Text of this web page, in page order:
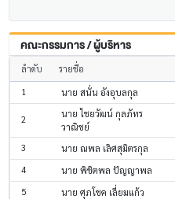
คณะกรรมการ / ผู้บริหาร
ลำดับ รายชื่อ
1
นาย สนั่น อังอุบลกุล
2
นาย ไชยวัฒน์ กุลภัทร
วาณิชย์
3 นาย ณพล เลิศสุมิตรกุล
4
นาย พิชิตพล ปัญญาพล
5
นาย ศุภโชค เลี่ยมแก้ว